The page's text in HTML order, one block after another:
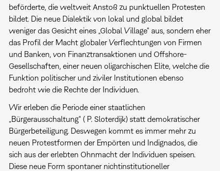
beförderte, die weltweit Anstoß zu punktuellen Protesten
bildet. Die neue Dialektik von lokal und global bildet
weniger das Gesicht eines „Global Village“ aus, sondern eher
das Profil der Macht globaler Verflechtungen von Firmen
und Banken, von Finanztransaktionen und Offshore-
Gesellschaften, einer neuen oligarchischen Elite, welche die
Funktion politischer und ziviler Institutionen ebenso
bedroht wie die Rechte der Individuen.
Wir erleben die Periode einer staatlichen
„Bürgerausschaltung“ ( P. Sloterdijk) statt demokratischer
Bürgerbeteiligung. Deswegen kommt es immer mehr zu
neuen Protestformen der Empörten und Indignados, die
sich aus der erlebten Ohnmacht der Individuen speisen.
Diese neue Form spontaner nichtinstitutioneller